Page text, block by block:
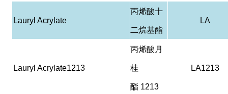
Lauryl Acrylate
丙烯酸十
二烷基酯
LA
Lauryl Acrylate1213
丙烯酸月
桂
酯1213
LA1213